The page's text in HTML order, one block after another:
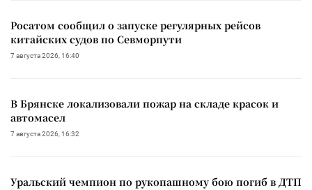
Росатом сообщил о запуске регулярных рейсов
китайских судов по Севморпути
7 августа 2026, 16:40
В Брянске локализовали пожар на складе красок и
автомасел
7 августа 2026, 16:32
Уральский чемпион по рукопашному бою погиб в ДТП